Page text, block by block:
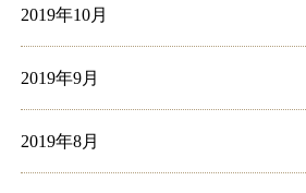
2019年10月
2019年9月
2019年8月